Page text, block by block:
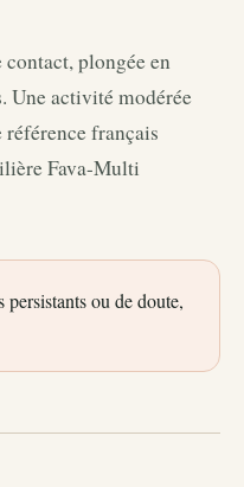
plongée en
Une activité modérée
référence français
Fava-Multi
ou de doute,